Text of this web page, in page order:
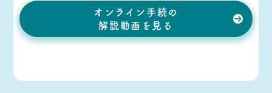
オンライン手続の
解説動画を見る